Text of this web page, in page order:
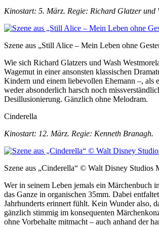
Kinostart: 5. März. Regie: Richard Glatzer und
Szene aus „Still Alice – Mein Leben ohne
Wie sich Richard Glatzers und Wash
Wagemut in einer ansonsten klassischen
Kindern und einem liebevollen Ehemann –, als
weder absonderlich harsch noch
Desillusionierung. Gänzlich ohne Melodram.
Cinderella
Kinostart: 12. März. Regie: Kenneth Branagh.
Szene aus „Cinderella“ © Walt Disney Studios
Wer in seinem Leben jemals ein Märchenbuch
das Ganze in organischen 35mm. Dabei
Jahrhunderts erinnert fühlt. Kein Wunder also,
gänzlich stimmig im konsequenten
ohne Vorbehalte mitmacht – auch anhand der